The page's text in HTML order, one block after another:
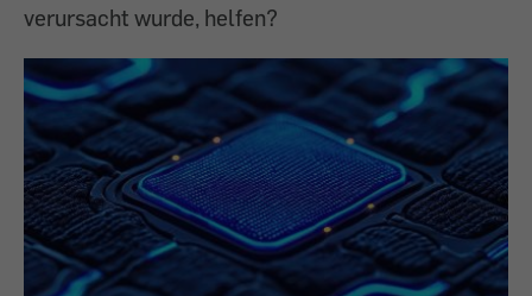
verursacht wurde, helfen?